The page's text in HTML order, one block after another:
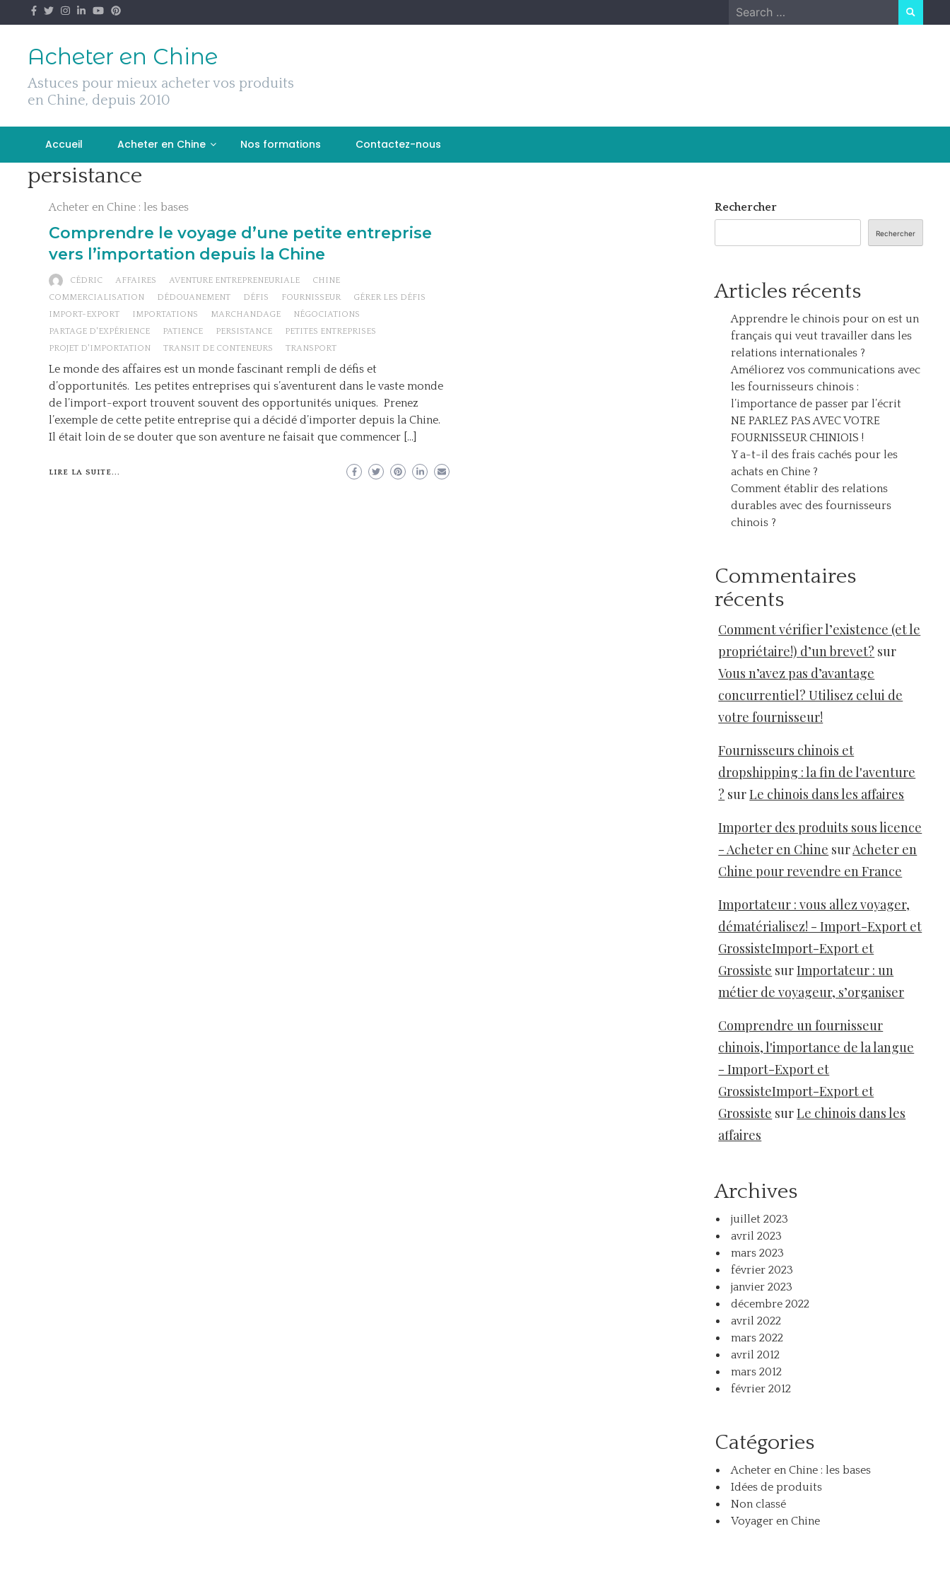
to
Search
for:
Acheter en Chine
Astuces pour mieux acheter vos produits
en Chine, depuis 2010
Accueil Acheter en Chine Nos formations Contactez-nous
persistance
Acheter en Chine : les bases
Comprendre le voyage d’une petite entreprise
vers l’importation depuis la Chine
CÉDRIC AFFAIRES AVENTURE ENTREPRENEURIALE
CHINE
COMMERCIALISATION
DÉDOUANEMENT DÉFIS FOURNISSEUR
GÉRER LES DÉFIS
IMPORT-EXPORT
IMPORTATIONS MARCHANDAGE
NÉGOCIATIONS
PARTAGE D'EXPÉRIENCE
PATIENCE PERSISTANCE
PETITES ENTREPRISES
PROJET D'IMPORTATION
TRANSIT DE CONTENEURS TRANSPORT
Le monde des affaires est un monde fascinant rempli de défis et
d’opportunités. Les petites entreprises qui s’aventurent dans le vaste monde
de l’import-export trouvent souvent des opportunités uniques. Prenez
l’exemple de cette petite entreprise qui a décidé d’importer depuis la Chine.
Il était loin de se douter que son aventure ne faisait que commencer […]
LIRE LA SUITE...
Rechercher
Rechercher
Articles récents
Apprendre le chinois pour on est un
français qui veut travailler dans les
relations internationales ?
Améliorez vos communications avec
les fournisseurs chinois :
l’importance de passer par l’écrit
NE PARLEZ PAS AVEC VOTRE
FOURNISSEUR CHINIOIS !
Y a-t-il des frais cachés pour les
achats en Chine ?
Comment établir des relations
durables avec des fournisseurs
chinois ?
Commentaires
récents
Comment vérifier l’existence (et le
propriétaire!) d’un brevet? sur
Vous n’avez pas d’avantage
concurrentiel? Utilisez celui de
votre fournisseur!
Fournisseurs chinois et
dropshipping : la fin de l'aventure
? surLe chinois dans les affaires
Importer des produits sous licence
- Acheter en Chine surAcheter en
Chine pour revendre en France
Importateur : vous allez voyager,
dématérialisez! - Import-Export et
GrossisteImport-Export et
Grossiste surImportateur : un
métier de voyageur, s’organiser
Comprendre un fournisseur
chinois, l'importance de la langue
- Import-Export et
GrossisteImport-Export et
Grossiste surLe chinois dans les
affaires
Archives
juillet 2023
avril 2023
mars 2023
février 2023
janvier 2023
décembre 2022
avril 2022
mars 2022
avril 2012
mars 2012
février 2012
Catégories
Acheter en Chine : les bases
Idées de produits
Non classé
Voyager en Chine